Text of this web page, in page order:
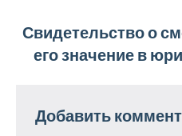
Свидетельство о
его значение в
Добавить